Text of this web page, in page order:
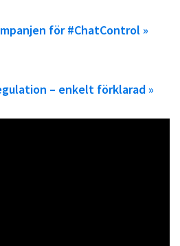
för #ChatControl »
– enkelt förklarad »